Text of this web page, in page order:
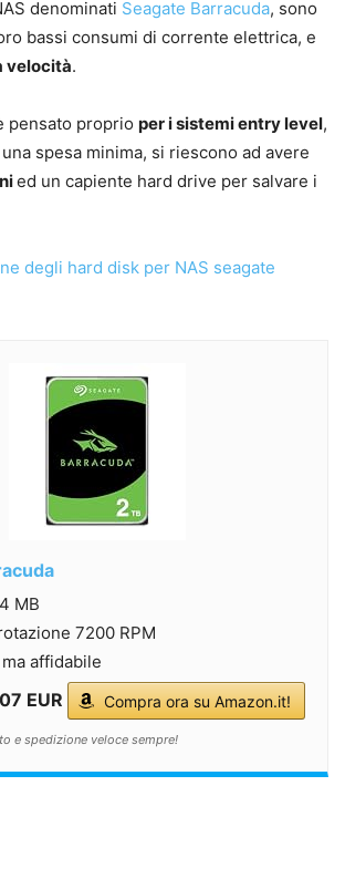
denominati Seagate Barracuda, sono
bassi consumi di corrente elettrica, e
velocità.
pensato proprio per i sistemi entry level,
spesa minima, si riescono ad avere
ed un capiente hard drive per salvare i
degli hard disk per NAS seagate
MB
7200 RPM
affidabile
EUR Compra ora su Amazon.it!
e spedizione veloce sempre!